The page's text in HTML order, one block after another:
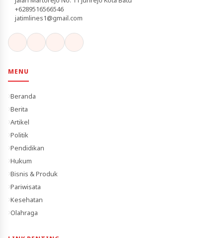
+6289516566546
jatimlines1@gmail.com
MENU
Beranda
Berita
Artikel
Politik
Pendidikan
Hukum
Bisnis & Produk
Pariwisata
Kesehatan
Olahraga